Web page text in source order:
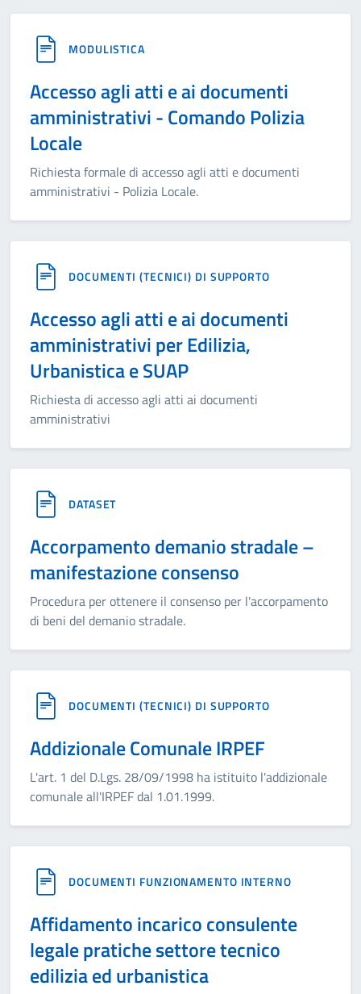
MODULISTICA
Accesso agli atti e ai documenti
amministrativi - Comando Polizia
Locale
Richiesta formale di accesso agli atti e documenti
amministrativi - Polizia Locale.
DOCUMENTI (TECNICI) DI SUPPORTO
Accesso agli atti e ai documenti
amministrativi per Edilizia,
Urbanistica e SUAP
Richiesta di accesso agli atti ai documenti
amministrativi
DATASET
Accorpamento demanio stradale –
manifestazione consenso
Procedura per ottenere il consenso per l'accorpamento
di beni del demanio stradale.
DOCUMENTI (TECNICI) DI SUPPORTO
Addizionale Comunale IRPEF
L'art. 1 del D.Lgs. 28/09/1998 ha istituito l'addizionale
comunale all'IRPEF dal 1.01.1999.
DOCUMENTI FUNZIONAMENTO INTERNO
Affidamento incarico consulente
legale pratiche settore tecnico
edilizia ed urbanistica